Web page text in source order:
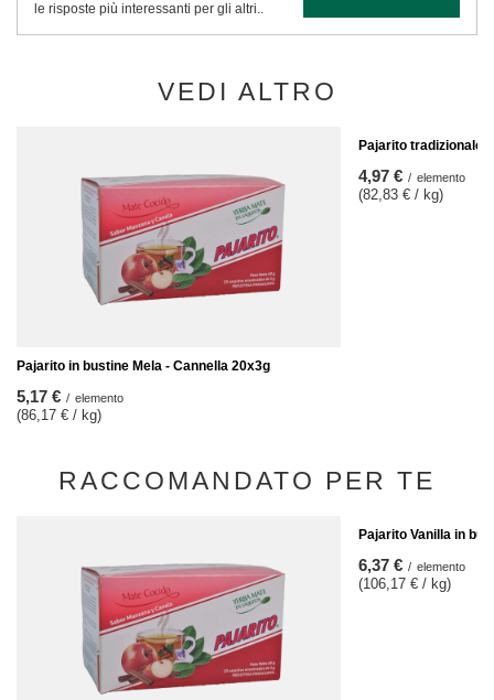
le risposte più interessanti per gli altri..
VEDI ALTRO
Pajarito in bustine Mela - Cannella 20x3g
5,17 € / elemento
(86,17 € / kg)
Pajarito tradizionale
4,97 € / elemento
(82,83 € / kg)
RACCOMANDATO PER TE
Pajarito Vanilla in
6,37 € / elemento
(106,17 € / kg)